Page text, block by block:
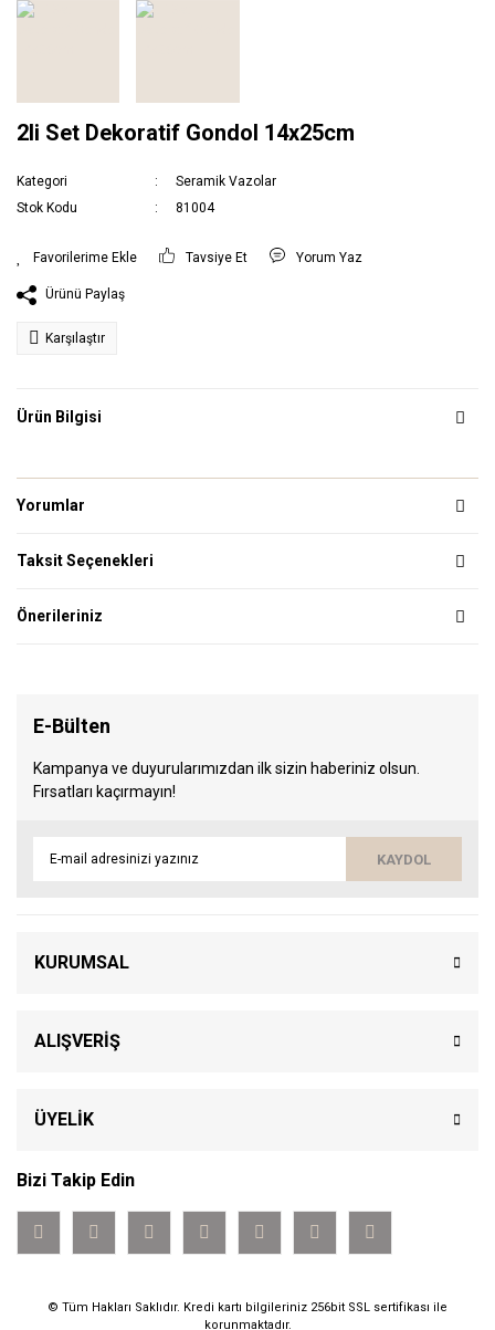
2li Set Dekoratif Gondol 14x25cm
Kategori
Seramik Vazolar
Stok Kodu
81004
Tavsiye Et Yorum Yaz
Ürünü Paylaş
Karşılaştır
Ürün Bilgisi
Yorumlar
Taksit Seçenekleri
Önerileriniz
E-Bülten
Kampanya ve duyurularımızdan ilk sizin haberiniz olsun.
Fırsatları kaçırmayın!
KAYDOL
KURUMSAL
ALIŞVERİŞ
ÜYELİK
Bizi Takip Edin
© Tüm Hakları Saklıdır. Kredi kartı bilgileriniz 256bit SSL sertifikası ile
korunmaktadır.